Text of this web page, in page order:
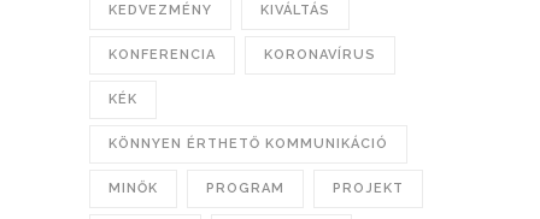
KEDVEZMÉNY KIVÁLTÁS
KONFERENCIA KORONAVÍRUS
KÉK
KÖNNYEN ÉRTHETŐ KOMMUNIKÁCIÓ
MINŐK PROGRAM PROJEKT